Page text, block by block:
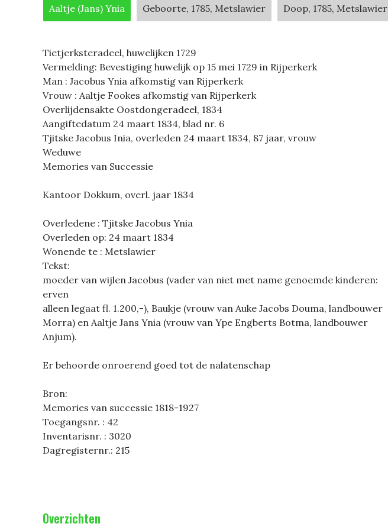
Aaltje (Jans) Ynia Geboorte, 1785, Metslawier Doop, 1785, Metslawier
Tietjerksteradeel, huwelijken 1729
Vermelding: Bevestiging huwelijk op 15 mei 1729 in Rijperkerk
Man : Jacobus Ynia afkomstig van Rijperkerk
Vrouw : Aaltje Fookes afkomstig van Rijperkerk
Overlijdensakte Oostdongeradeel, 1834
Aangiftedatum 24 maart 1834, blad nr. 6
Tjitske Jacobus Inia, overleden 24 maart 1834, 87 jaar, vrouw
Weduwe
Memories van Successie
Kantoor Dokkum, overl. jaar 1834
Overledene : Tjitske Jacobus Ynia
Overleden op: 24 maart 1834
Wonende te : Metslawier
Tekst:
moeder van wijlen Jacobus (vader van niet met name genoemde kinderen:
erven
alleen legaat fl. 1.200,-), Baukje (vrouw van Auke Jacobs Douma, landbouwer
Morra) en Aaltje Jans Ynia (vrouw van Ype Engberts Botma, landbouwer
Anjum).
Er behoorde onroerend goed tot de nalatenschap
Bron:
Memories van successie 1818-1927
Toegangsnr. : 42
Inventarisnr. : 3020
Dagregisternr.: 215
Overzichten